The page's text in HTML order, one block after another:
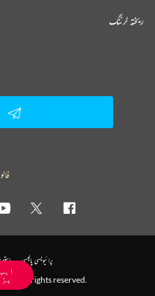
ریختہ لرننگ
پرائیویسی پالیسی
All rights reserved.